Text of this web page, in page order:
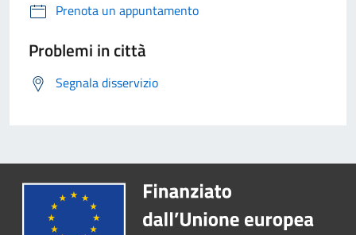
Prenota un appuntamento
Problemi in città
Segnala disservizio